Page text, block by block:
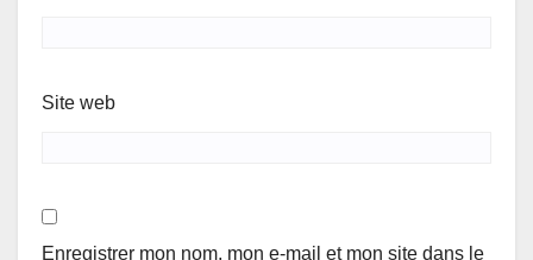
Site web
Enregistrer mon nom, mon e-mail et mon site dans le